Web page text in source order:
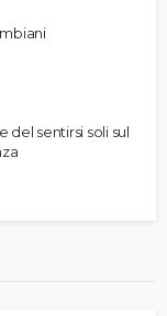
del sentirsi soli sul